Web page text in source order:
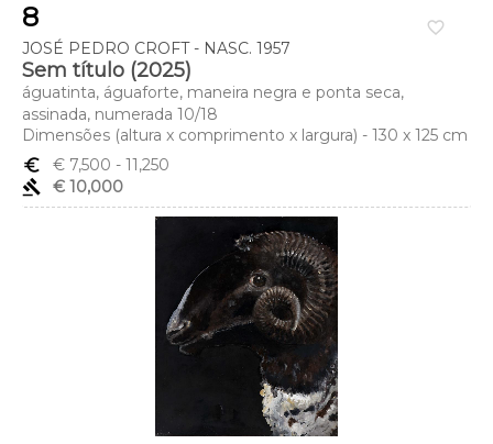
favorite_border
8
JOSÉ PEDRO CROFT - NASC. 1957
Sem título (2025)
águatinta, águaforte, maneira negra e ponta seca,
assinada, numerada 10/18
Dimensões (altura x comprimento x largura) - 130 x 125 cm
euro_symbol
€ 7,500 - 11,250
gavel
€ 10,000